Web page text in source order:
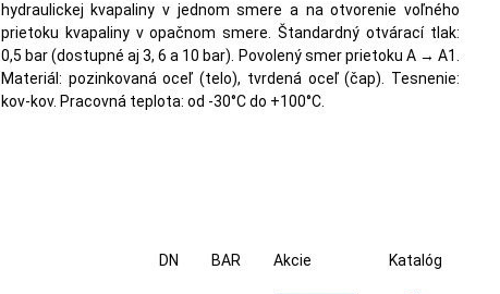
hydraulickej kvapaliny v jednom smere a na otvorenie voľného
prietoku kvapaliny v opačnom smere. Štandardný otvárací tlak:
0,5 bar (dostupné aj 3, 6 a 10 bar). Povolený smer prietoku A → A1.
Materiál: pozinkovaná oceľ (telo), tvrdená oceľ (čap). Tesnenie:
kov-kov. Pracovná teplota: od -30°C do +100°C.
DN BAR Akcie Katalóg